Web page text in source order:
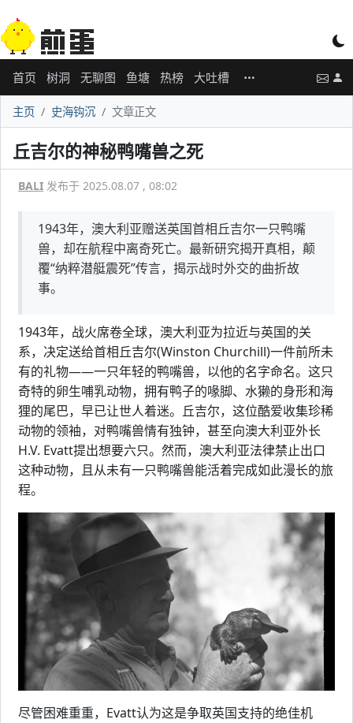
首页 树洞 无聊图 鱼塘 热榜 大吐槽
主页 史海钩沉 文章正文
丘吉尔的神秘鸭嘴兽之死
BALI 发布于 2025.08.07 , 08:02
1943年，澳大利亚赠送英国首相丘吉尔一只鸭嘴
兽，却在航程中离奇死亡。最新研究揭开真相，颠
覆“纳粹潜艇震死”传言，揭示战时外交的曲折故
事。
1943年，战火席卷全球，澳大利亚为拉近与英国的关
系，决定送给首相丘吉尔(Winston Churchill)一件前所未
有的礼物——一只年轻的鸭嘴兽，以他的名字命名。这只
奇特的卵生哺乳动物，拥有鸭子的喙脚、水獭的身形和海
狸的尾巴，早已让世人着迷。丘吉尔，这位酷爱收集珍稀
动物的领袖，对鸭嘴兽情有独钟，甚至向澳大利亚外长
H.V. Evatt提出想要六只。然而，澳大利亚法律禁止出口
这种动物，且从未有一只鸭嘴兽能活着完成如此漫长的旅
程。
尽管困难重重，Evatt认为这是争取英国支持的绝佳机